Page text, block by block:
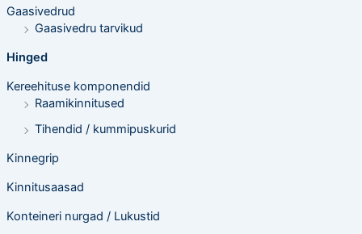
Gaasivedrud
Gaasivedru tarvikud
Hinged
Kereehituse komponendid
Raamikinnitused
Tihendid / kummipuskurid
Kinnegrip
Kinnitusaasad
Konteineri nurgad / Lukustid